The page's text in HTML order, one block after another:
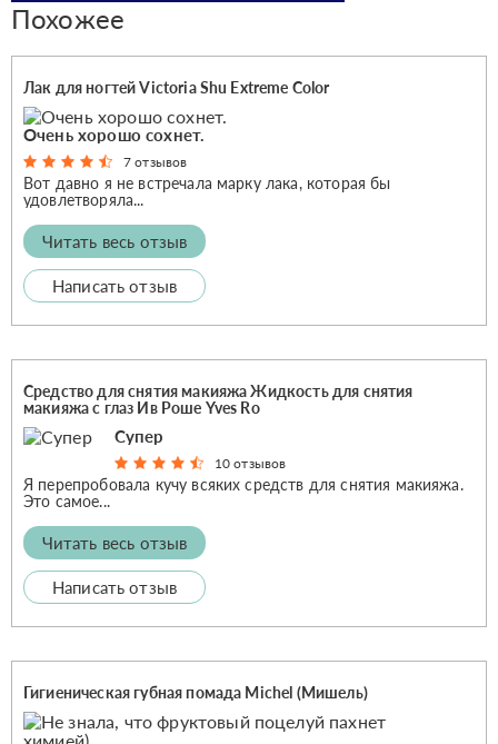
Похожее
Лак для ногтей Victoria Shu Extreme Color
Очень хорошо сохнет.
7 отзывов
Вот давно я не встречала марку лака, которая бы
удовлетворяла...
Читать весь отзыв
Написать отзыв
Средство для снятия макияжа Жидкость для снятия
макияжа с глаз Ив Роше Yves Ro
Супер
10 отзывов
Я перепробовала кучу всяких средств для снятия макияжа.
Это самое...
Читать весь отзыв
Написать отзыв
Гигиеническая губная помада Michel (Мишель)